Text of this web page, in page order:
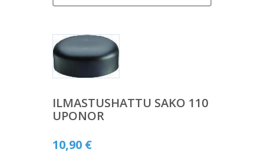
ILMASTUSHATTU SAKO 110
UPONOR
10,90 €